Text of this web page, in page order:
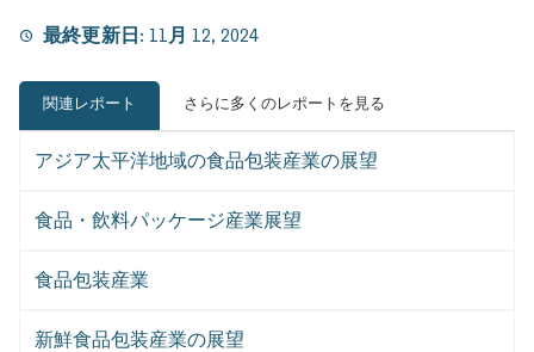
最終更新日: 11月 12, 2024
関連レポート さらに多くのレポートを見る
アジア太平洋地域の食品包装産業の展望
食品・飲料パッケージ産業展望
食品包装産業
新鮮食品包装産業の展望